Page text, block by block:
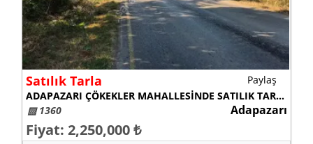
Satılık Tarla
ADAPAZARI ÇÖKEKLER MAHALLESİNDE SATILIK TARLA
▨ 1360
Adapazarı
Fiyat: 2,250,000 ₺
Paylaş